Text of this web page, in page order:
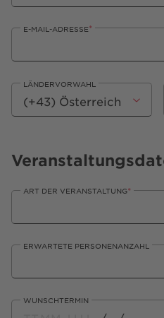
E-MAIL-ADRESSE*
LÄNDERVORWAHL
ART DER VERANSTALTUNG*
ERWARTETE PERSONENANZAHL
WUNSCHTERMIN